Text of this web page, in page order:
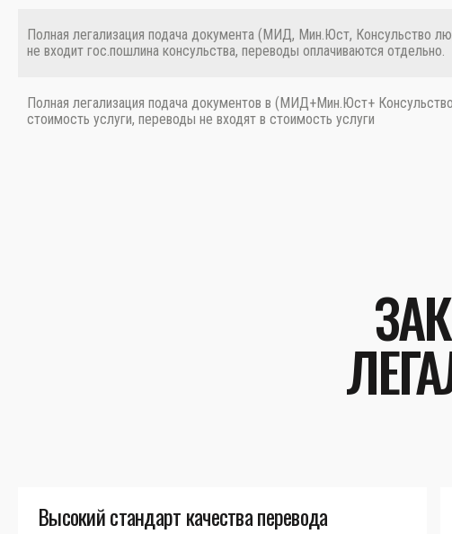
Полная легализация подача документа (МИД, Мин.Юст, Консульство
не входит гос.пошлина консульства, переводы оплачиваются отдельно.
Полная легализация подача документов в (МИД+Мин.Юст+
стоимость услуги, переводы не входят в стоимость услуги
Высокий стандарт качества перевода